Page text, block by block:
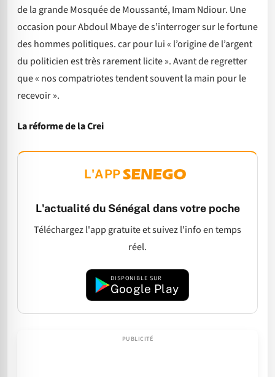
de la grande Mosquée de Moussanté, Imam Ndiour. Une
occasion pour Abdoul Mbaye de s’interroger sur le fortune
des hommes politiques. car pour lui « l’origine de l’argent
du politicien est très rarement licite ». Avant de regretter
que « nos compatriotes tendent souvent la main pour le
recevoir ».
La réforme de la Crei
L'APP
L'actualité du Sénégal dans votre poche
Téléchargez l'app gratuite et suivez l'info en temps
réel.
DISPONIBLE SUR
Google Play